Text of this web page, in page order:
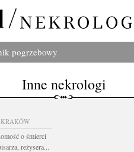
pogrzebowy
Inne nekrologi
KRAKÓW
o śmierci
reżysera...